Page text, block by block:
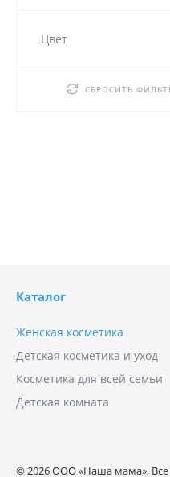
Цвет
СБРОСИТЬ
Каталог
Женская косметика
Детская косметика и уход
Косметика для всей семьи
Детская комната
© 2026 ООО «Наша мама»,